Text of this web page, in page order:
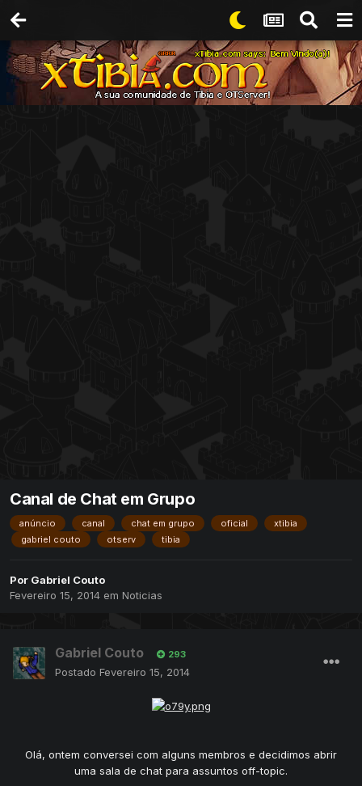
Canal de Chat em Grupo
anúncio canal chat em grupo oficial
xtibia
gabriel couto
otserv tibia
Por Gabriel Couto
Fevereiro 15, 2014 em Noticias
Gabriel Couto 293
Postado Fevereiro 15, 2014
Olá, ontem conversei com alguns membros e decidimos abrir
uma sala de chat para assuntos off-topic.